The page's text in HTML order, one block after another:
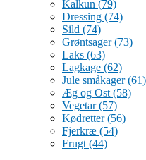
Kalkun (79)
Dressing (74)
Sild (74)
Grøntsager(73)
Laks (63)
Lagkage (62)
Jule småkager(61)
Æg og Ost (58)
Vegetar(57)
Kødretter(56)
Fjerkræ (54)
Frugt (44)